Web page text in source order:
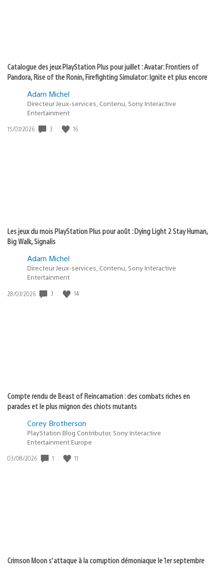
Catalogue des jeux PlayStation Plus pour juillet : Avatar: Frontiers of
Pandora, Rise of the Ronin, Firefighting Simulator: Ignite et plus encore
Adam Michel
Directeur Jeux-services, Contenu, Sony Interactive
Entertainment
Date
15/07/2026 3 16
Les jeux du mois PlayStation Plus pour août : Dying Light 2 Stay Human,
Big Walk, Signalis
Adam Michel
Directeur Jeux-services, Contenu, Sony Interactive
Entertainment
Date
28/07/2026 3 14
Compte rendu de Beast of Reincarnation : des combats riches en
parades et le plus mignon des chiots mutants
Corey Brotherson
PlayStation Blog Contributor, Sony Interactive
Entertainment Europe
Date
03/08/2026 1 11
Crimson Moon s’attaque à la corruption démoniaque le 1er septembre